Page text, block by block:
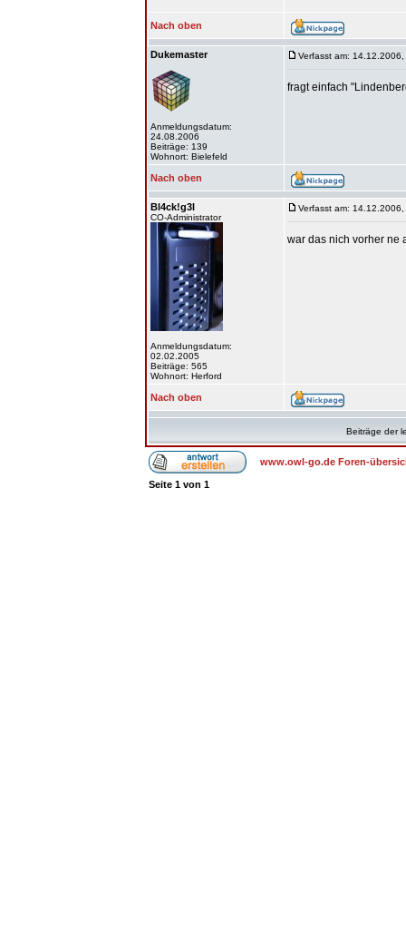
Nach oben
Dukemaster
Anmeldungsdatum:
24.08.2006
Beiträge: 139
Wohnort: Bielefeld
Verfasst am:
fragt einfach
Nach oben
Bl4ck!g3l
CO-Administrator
Anmeldungsdatum:
02.02.2005
Beiträge: 565
Wohnort: Herford
Verfasst am:
war das nich vorher ne
Nach oben
Beiträge der
www.owl-go.de Foren-
Seite 1 von 1